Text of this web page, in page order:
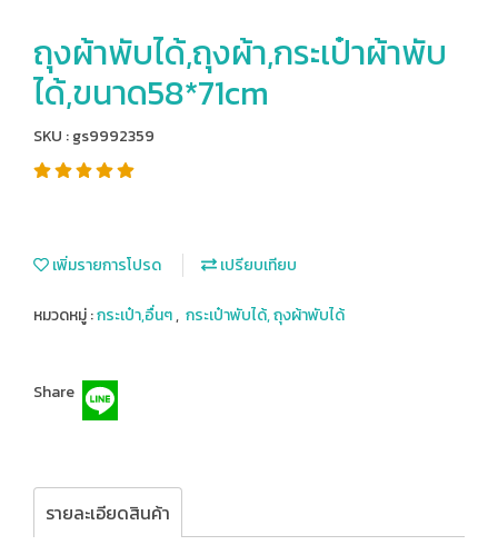
ถุงผ้าพับได้,ถุงผ้า,กระเป๋าผ้าพับ
ได้,ขนาด58*71cm
SKU : gs9992359
เพิ่มรายการโปรด เปรียบเทียบ
หมวดหมู่ :กระเป๋า,อื่นๆ, กระเป๋าพับได้, ถุงผ้าพับได้
Share
รายละเอียดสินค้า